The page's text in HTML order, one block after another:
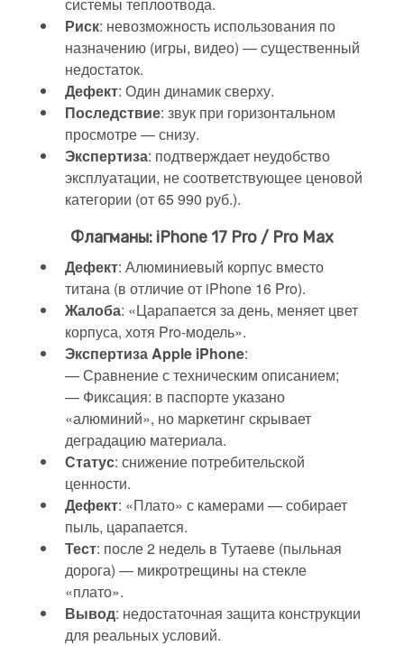
Риск: невозможность использования по
назначению (игры, видео) — существенный
недостаток.
Дефект: Один динамик сверху.
Последствие: звук при горизонтальном
просмотре — снизу.
Экспертиза: подтверждает неудобство
эксплуатации, не соответствующее ценовой
категории (от 65 990 руб.).
Флагманы: iPhone 17 Pro / Pro Max
Дефект: Алюминиевый корпус вместо
титана (в отличие от iPhone 16 Pro).
Жалоба: «Царапается за день, меняет цвет
корпуса, хотя Pro-модель».
Экспертиза Apple iPhone:
— Сравнение с техническим описанием;
— Фиксация: в паспорте указано
«алюминий», но маркетинг скрывает
деградацию материала.
Статус: снижение потребительской
ценности.
Дефект: «Плато» с камерами — собирает
пыль, царапается.
Тест: после 2 недель в Тутаеве (пыльная
дорога) — микротрещины на стекле
«плато».
Вывод: недостаточная защита конструкции
для реальных условий.